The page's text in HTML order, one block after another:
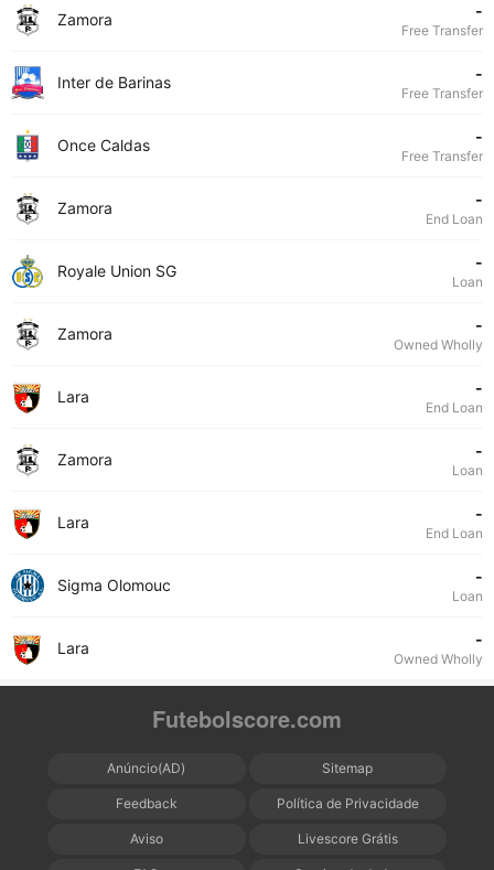
Zamora -
Free Transfer
Inter de Barinas -
Free Transfer
Once Caldas -
Free Transfer
Zamora -
End Loan
Royale Union SG -
Loan
Zamora -
Owned Wholly
Lara -
End Loan
Zamora -
Loan
Lara -
End Loan
Sigma Olomouc -
Loan
Lara -
Owned Wholly
Futebolscore.com
Anúncio(AD) Sitemap
Feedback Política de Privacidade
Aviso Livescore Grátis